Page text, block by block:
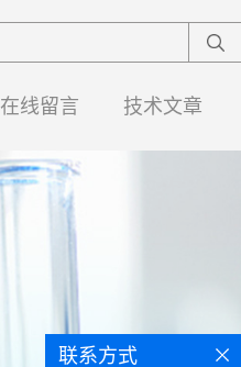
在线留言 技术文章
联系方式